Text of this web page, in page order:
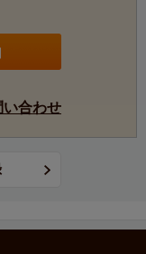
い合わせ